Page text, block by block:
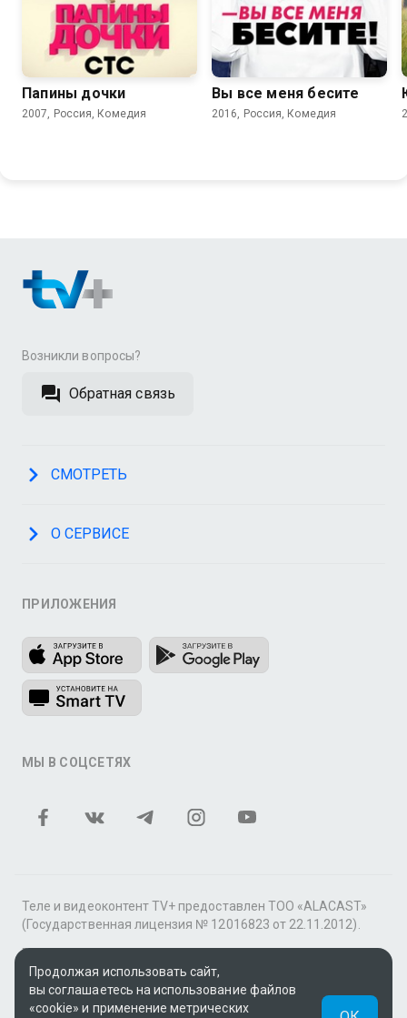
5.9 4.9
Папины дочки
2007, Россия, Комедия
7.4 6.5
Вы все меня бесите
2016, Россия, Комедия
Возникли вопросы?
Обратная связь
СМОТРЕТЬ
О СЕРВИСЕ
ПРИЛОЖЕНИЯ
МЫ В СОЦСЕТЯХ
Теле и видеоконтент TV+ предоставлен ТОО «ALACAST»
(Государственная лицензия № 12016823 от 22.11.2012).
В рамках услуги «Видео по подписке» для «Пакета
фильмов и сериалов tv+» контент предоставляется
онлайн-кинотеатром MEGOGO.
Продолжая использовать сайт,
вы соглашаетесь на использование файлов
«cookie» и применение метрических